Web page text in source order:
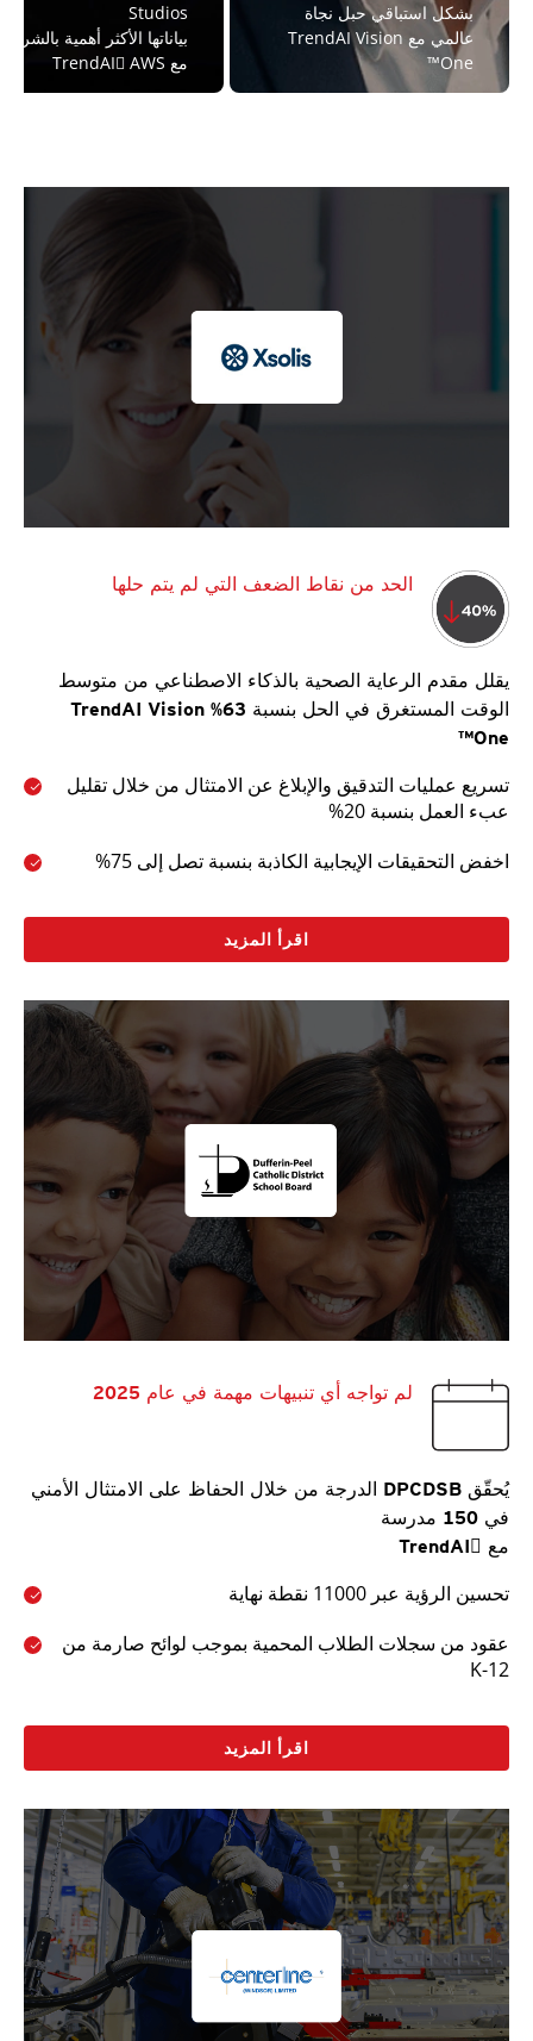
بشكل استباقي حبل نجاة
عالمي مع TrendAI Vision
One™
Studios
بياناتها الأكثر أهمية بالشراكة
مع TrendAI AWS
الحد من نقاط الضعف التي لم يتم حلها
يقلل مقدم الرعاية الصحية بالذكاء الاصطناعي من متوسط
الوقت المستغرق في الحل بنسبة 63% TrendAI Vision
One™
تسريع عمليات التدقيق والإبلاغ عن الامتثال من خلال تقليل
عبء العمل بنسبة 20%
اخفض التحقيقات الإيجابية الكاذبة بنسبة تصل إلى 75%
اقرأ المزيد
لم تواجه أي تنبيهات مهمة في عام 2025
يُحقّق DPCDSB الدرجة من خلال الحفاظ على الامتثال الأمني
في 150 مدرسة
مع TrendAI
تحسين الرؤية عبر 11000 نقطة نهاية
عقود من سجلات الطلاب المحمية بموجب لوائح صارمة من
K-12
اقرأ المزيد